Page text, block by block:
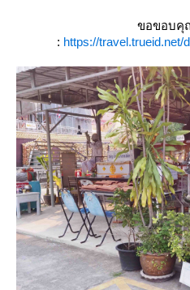
ขอขอบคุ
: https://travel.trueid.net/